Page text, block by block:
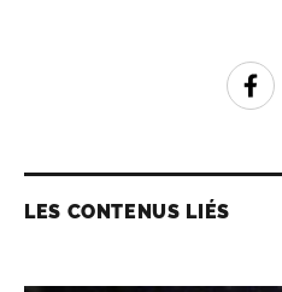
LES CONTENUS LIÉS